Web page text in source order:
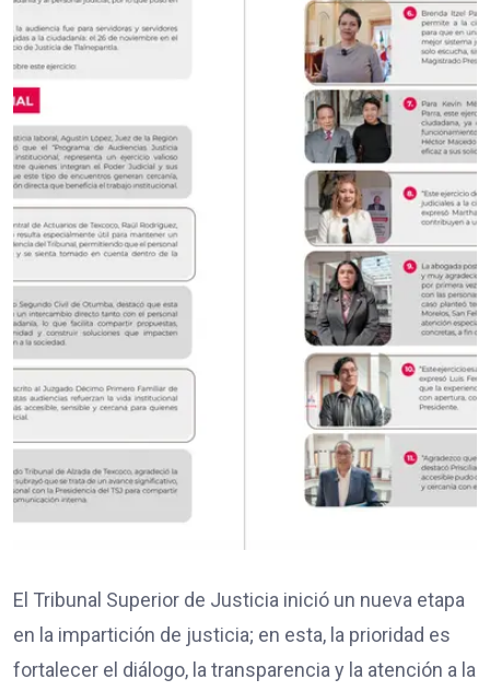
El Tribunal Superior de Justicia inició un nueva etapa
en la impartición de justicia; en esta, la prioridad es
fortalecer el diálogo, la transparencia y la atención a la